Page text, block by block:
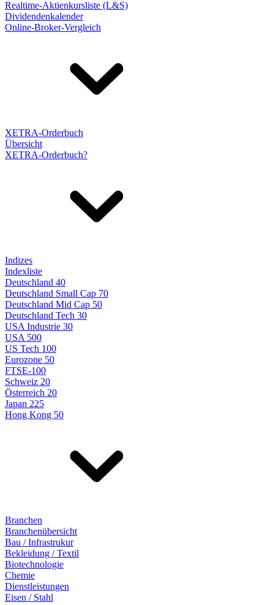
Realtime-Aktienkursliste (L&S)
Dividendenkalender
Online-Broker-Vergleich
XETRA-Orderbuch
Übersicht
XETRA-Orderbuch?
Indizes
Indexliste
Deutschland 40
Deutschland Small Cap 70
Deutschland Mid Cap 50
Deutschland Tech 30
USA Industrie 30
USA 500
US Tech 100
Eurozone 50
FTSE-100
Schweiz 20
Österreich 20
Japan 225
Hong Kong 50
Branchen
Branchenübersicht
Bau / Infrastrukur
Bekleidung / Textil
Biotechnologie
Chemie
Dienstleistungen
Eisen / Stahl